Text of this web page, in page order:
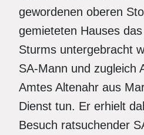
gewordenen oberen
gemieteten Hauses
Sturms untergebracht
SA-Mann und zugleich
Amtes Altenahr aus
Dienst tun. Er erhielt
Besuch ratsuchender